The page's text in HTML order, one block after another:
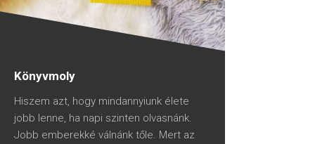
Könyvmoly
Hiszem azt, hogy mindannyiunk élete
jobb lenne, ha napi szinten olvasnánk.
Jobb emberekké válnánk tőle. Mert az